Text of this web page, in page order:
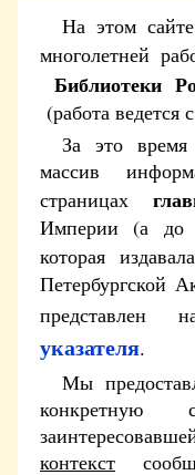
На этом
многолетней
Библиотеки
(работа ведется
За это
массив
страницах
Империи (а до
которая
Петербургской
представлен
указателя.
Мы
конкретную
контекст